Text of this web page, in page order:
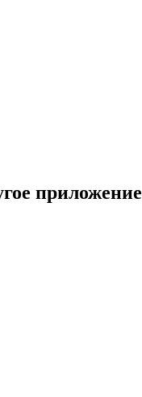
приложение